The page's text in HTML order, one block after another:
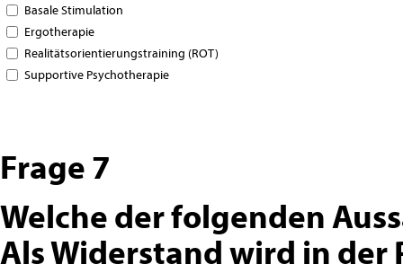
Basale Stimulation
Ergotherapie
Realitätsorientierungstraining (ROT)
Supportive Psychotherapie
Frage 7
Welche der folgenden
Als Widerstand wird in der